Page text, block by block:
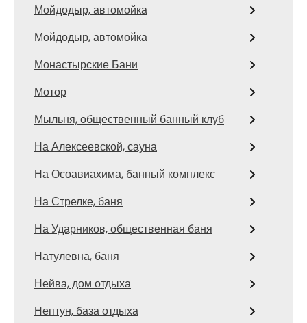
Мойдодыр, автомойка
Мойдодыр, автомойка
Монастырские Бани
Мотор
Мыльня, общественный банный клуб
На Алексеевской, сауна
На Осоавиахима, банный комплекс
На Стрелке, баня
На Ударников, общественная баня
Натулевна, баня
Нейва, дом отдыха
Нептун, база отдыха